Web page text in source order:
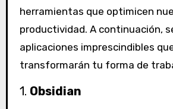
herramientas que optimicen
productividad. A continuación,
aplicaciones imprescindibles
transformarán tu forma de
1. Obsidian